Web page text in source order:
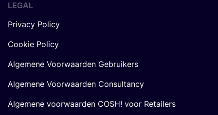
LEGAL
Privacy Policy
Cookie Policy
Algemene Voorwaarden Gebruikers
Algemene Voorwaarden Consultancy
Algemene voorwaarden COSH! voor Retailers